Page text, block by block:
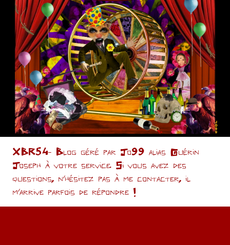
XBR54- Blog géré par Jo99 alias Guérin
Joseph à votre service. Si vous avez des
questions, n’hésitez pas à me contacter, il
m'arrive parfois de répondre !